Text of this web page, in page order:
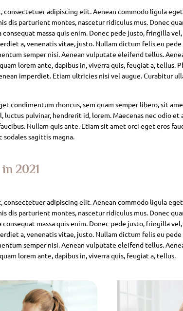
consectetuer adipiscing elit. Aenean commodo ligula eget
dis parturient montes, nascetur ridiculus mus. Donec
consequat massa quis enim. Donec pede justo, fringilla
a, venenatis vitae, justo. Nullam dictum felis eu
semper nisi. Aenean vulputate eleifend tellus.
lorem ante, dapibus in, viverra quis, feugiat a, tellus.
imperdiet. Etiam ultricies nisi vel augue. Curabitur
condimentum rhoncus, sem quam semper libero, sit
luctus pulvinar, hendrerit id, lorem. Maecenas nec odio
Nullam quis ante. Etiam sit amet orci eget eros
sodales sagittis magna.
2021
consectetuer adipiscing elit. Aenean commodo ligula eget
dis parturient montes, nascetur ridiculus mus. Donec
consequat massa quis enim. Donec pede justo, fringilla
a, venenatis vitae, justo. Nullam dictum felis eu
semper nisi. Aenean vulputate eleifend tellus.
lorem ante, dapibus in, viverra quis, feugiat a, tellus.